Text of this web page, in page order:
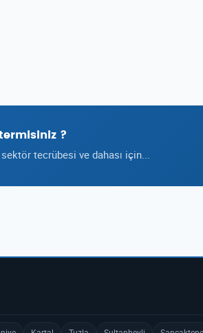
?
tecrübesi ve dahası için...